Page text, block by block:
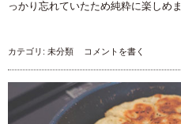
っかり忘れていたため純粋に楽しめま
カテゴリ: 未分類 コメントを書く